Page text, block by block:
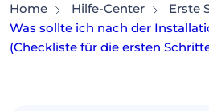
Home Hilfe-Center
Erste
Was sollte ich nach der
(Checkliste für die ersten